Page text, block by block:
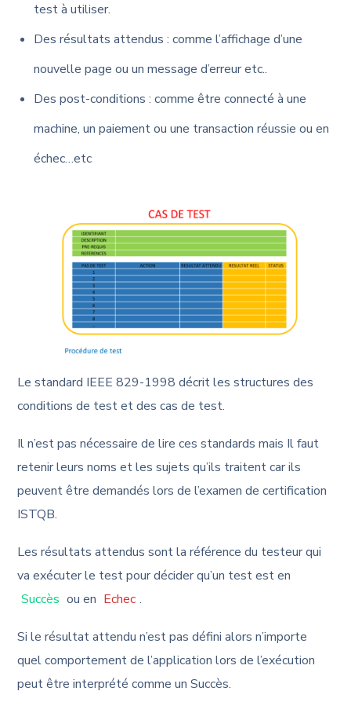
test à utiliser.
Des résultats attendus : comme l’affichage d’une
nouvelle page ou un message d’erreur etc..
Des post-conditions : comme être connecté à une
machine, un paiement ou une transaction réussie ou en
échec…etc
Le standard IEEE 829-1998 décrit les structures des
conditions de test et des cas de test.
Il n’est pas nécessaire de lire ces standards mais Il faut
retenir leurs noms et les sujets qu’ils traitent car ils
peuvent être demandés lors de l’examen de certification
ISTQB.
Les résultats attendus sont la référence du testeur qui
va exécuter le test pour décider qu’un test est en
Succès ou en Echec .
Si le résultat attendu n’est pas défini alors n’importe
quel comportement de l’application lors de l’exécution
peut être interprété comme un Succès.